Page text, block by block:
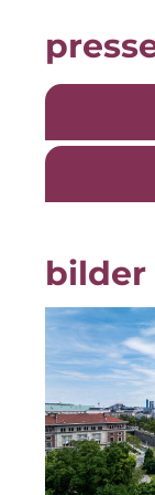
Neue
Pride
Über
Kontakt
bilder